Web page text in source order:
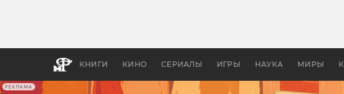
РЕКЛАМА
КНИГИ КИНО СЕРИАЛЫ ИГРЫ НАУКА МИРЫ
бы «Властелина